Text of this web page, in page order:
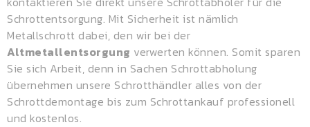
Schrottentsorgung. Mit Sicherheit ist nämlich
Metallschrott dabei, den wir bei der
Altmetallentsorgung verwerten können. Somit sparen
Sie sich Arbeit, denn in Sachen Schrottabholung
übernehmen unsere Schrotthändler alles von der
Schrottdemontage bis zum Schrottankauf professionell
und kostenlos.